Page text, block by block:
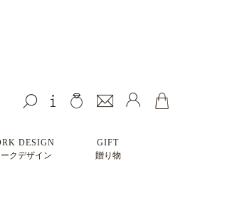
DESIGN
クデザイン
GIFT
贈り物